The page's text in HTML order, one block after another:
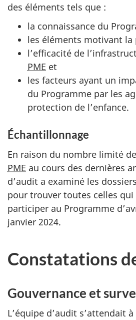
des éléments tels que :
la connaissance du
les éléments motivant
l’efficacité de
PME et
les facteurs ayant un
du Programme par les
protection de l’enfance.
Échantillonnage
En raison du nombre limité
PME au cours des dernières
d’audit a examiné les
pour trouver toutes celles
participer au Programme
janvier 2024.
Constatations
Gouvernance et
L’équipe d’audit s’attendait à